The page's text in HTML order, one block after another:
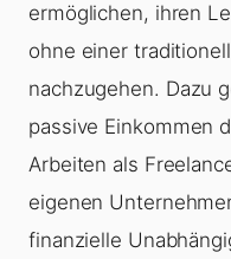
ermöglichen, ihren
ohne einer
nachzugehen. Dazu
passive Einkommen
Arbeiten als
eigenen
finanzielle